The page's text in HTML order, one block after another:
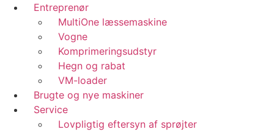
Entreprenør
MultiOne læssemaskine
Vogne
Komprimeringsudstyr
Hegn og rabat
VM-loader
Brugte og nye maskiner
Service
Lovpligtig eftersyn af sprøjter